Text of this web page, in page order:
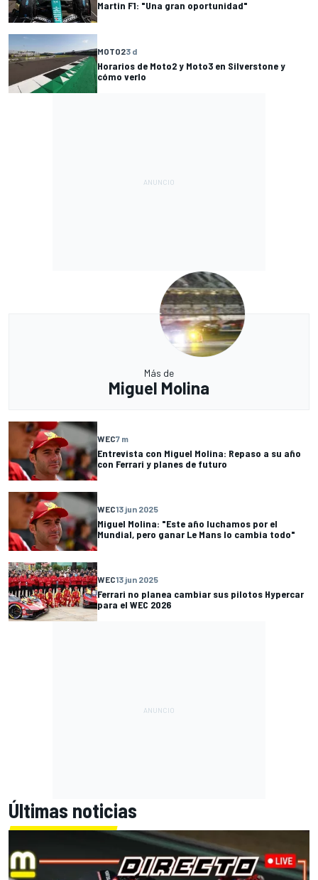
Martin F1: "Una gran oportunidad"
MOTO23 d
Horarios de Moto2 y Moto3 en Silverstone y
cómo verlo
Más de
Miguel Molina
WEC7 m
Entrevista con Miguel Molina: Repaso a su año
con Ferrari y planes de futuro
WEC13 jun 2025
Miguel Molina: "Este año luchamos por el
Mundial, pero ganar Le Mans lo cambia todo"
WEC13 jun 2025
Ferrari no planea cambiar sus pilotos Hypercar
para el WEC 2026
Últimas noticias